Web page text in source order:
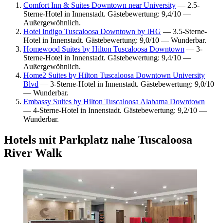
Comfort Inn & Suites Downtown near University — 2.5-
Sterne-Hotel in Innenstadt. Gästebewertung: 9,4/10 —
Außergewöhnlich.
Hotel Indigo Tuscaloosa Downtown by IHG — 3.5-Sterne-
Hotel in Innenstadt. Gästebewertung: 9,0/10 — Wunderbar.
Homewood Suites by Hilton Tuscaloosa Downtown — 3-
Sterne-Hotel in Innenstadt. Gästebewertung: 9,4/10 —
Außergewöhnlich.
Home2 Suites by Hilton Tuscaloosa Downtown University
Blvd — 3-Sterne-Hotel in Innenstadt. Gästebewertung: 9,0/10
— Wunderbar.
Embassy Suites by Hilton Tuscaloosa Alabama Downtown
— 4-Sterne-Hotel in Innenstadt. Gästebewertung: 9,2/10 —
Wunderbar.
Hotels mit Parkplatz nahe Tuscaloosa
River Walk